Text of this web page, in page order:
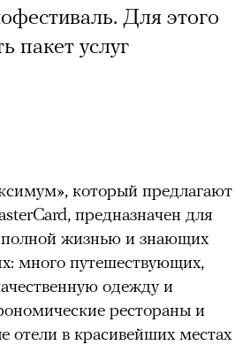
Для этого
пакет услуг
который предлагают
предназначен для
жизнью и знающих
много путешествующих,
одежду и
рестораны и
отели в красивейших местах